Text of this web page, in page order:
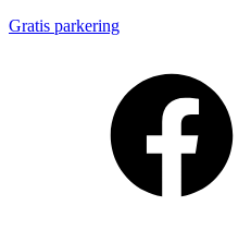
Gratis parkering